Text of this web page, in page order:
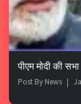
पीएम मोदी की
Post By News